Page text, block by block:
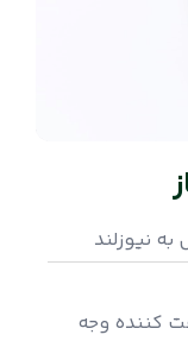
نیوزلند
کننده وجه